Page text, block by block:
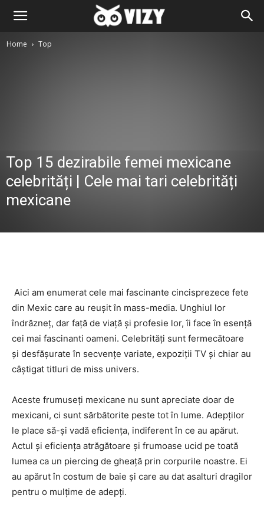
Home Top
Top 15 dezirabile femei mexicane
celebrități | Cele mai tari celebrități
mexicane
Aici am enumerat cele mai fascinante cincisprezece fete
din Mexic care au reușit în mass-media. Unghiul lor
îndrăzneț, dar față de viață și profesie lor, îi face în esență
cei mai fascinanti oameni. Celebrități sunt fermecătoare
și desfășurate în secvențe variate, expoziții TV și chiar au
câștigat titluri de miss univers.
Aceste frumuseți mexicane nu sunt apreciate doar de
mexicani, ci sunt sărbătorite peste tot în lume. Adepților
le place să-și vadă eficiența, indiferent în ce au apărut.
Actul și eficiența atrăgătoare și frumoase ucid pe toată
lumea ca un piercing de gheață prin corpurile noastre. Ei
au apărut în costum de baie și care au dat asalturi dragilor
pentru o mulțime de adepți.